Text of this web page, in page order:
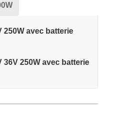
250W avec batterie
36V 250W avec batterie